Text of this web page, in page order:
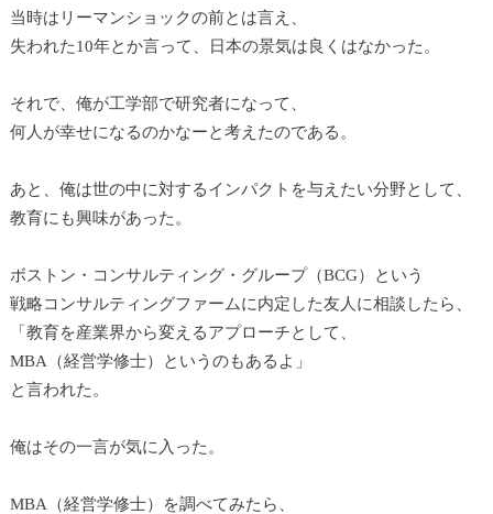
当時はリーマンショックの前とは言え、
失われた10年とか言って、日本の景気は良くはなかった。
それで、俺が工学部で研究者になって、
何人が幸せになるのかなーと考えたのである。
あと、俺は世の中に対するインパクトを与えたい分野として、
教育にも興味があった。
ボストン・コンサルティング・グループ（BCG）という
戦略コンサルティングファームに内定した友人に相談したら、
「教育を産業界から変えるアプローチとして、
MBA（経営学修士）というのもあるよ」
と言われた。
俺はその一言が気に入った。
MBA（経営学修士）を調べてみたら、